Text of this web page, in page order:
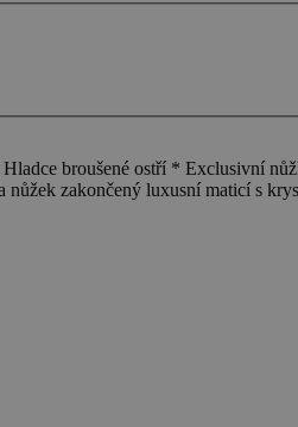
broušené ostří * Exclusivní
zakončený luxusní maticí s